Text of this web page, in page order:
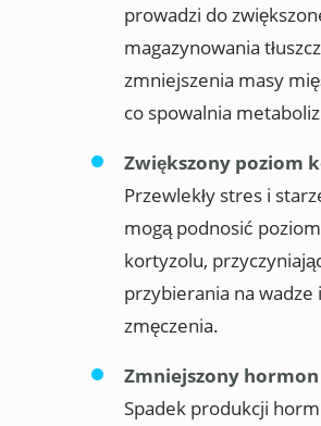
prowadzi do
magazynowania
zmniejszenia masy
co spowalnia
Zwiększony poziom
Przewlekły stres i
mogą podnosić poziom
kortyzolu,
przybierania na wadze i
zmęczenia.
Zmniejszony
Spadek produkcji